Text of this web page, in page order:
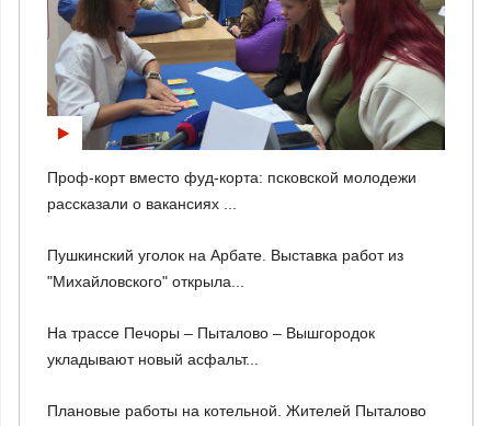
Проф-корт вместо фуд-корта: псковской молодежи
рассказали о вакансиях ...
Пушкинский уголок на Арбате. Выставка работ из
"Михайловского" открыла...
На трассе Печоры – Пыталово – Вышгородок
укладывают новый асфальт...
Плановые работы на котельной. Жителей Пыталово